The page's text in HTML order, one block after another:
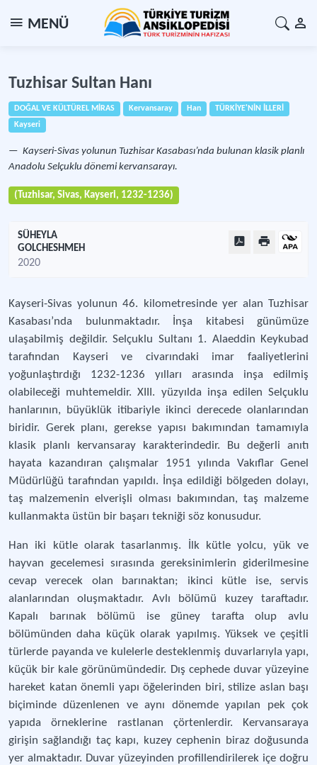
MENÜ
Tuzhisar Sultan Hanı
DOĞAL VE KÜLTÜREL MİRAS Kervansaray Han
TÜRKİYE'NİN İLLERİ
Kayseri
Kayseri-Sivas yolunun Tuzhisar Kasabası’nda bulunan klasik planlı
Anadolu Selçuklu dönemi kervansarayı.
(Tuzhisar, Sivas, Kayseri, 1232-1236)
SÜHEYLA
GOLCHESHMEH
2020
Kayseri-Sivas yolunun 46. kilometresinde yer alan Tuzhisar
Kasabası’nda bulunmaktadır. İnşa kitabesi günümüze
ulaşabilmiş değildir. Selçuklu Sultanı 1. Alaeddin Keykubad
tarafından Kayseri ve civarındaki imar faaliyetlerini
yoğunlaştırdığı 1232-1236 yılları arasında inşa edilmiş
olabileceği muhtemeldir. XIII. yüzyılda inşa edilen Selçuklu
hanlarının, büyüklük itibariyle ikinci derecede olanlarından
biridir. Gerek planı, gerekse yapısı bakımından tamamıyla
klasik planlı kervansaray karakterindedir. Bu değerli anıtı
hayata kazandıran çalışmalar 1951 yılında Vakıflar Genel
Müdürlüğü tarafından yapıldı. İnşa edildiği bölgeden dolayı,
taş malzemenin elverişli olması bakımından, taş malzeme
kullanmakta üstün bir başarı tekniği söz konusudur.
Han iki kütle olarak tasarlanmış. İlk kütle yolcu, yük ve
hayvan gecelemesi sırasında gereksinimlerin giderilmesine
cevap verecek olan barınaktan; ikinci kütle ise, servis
alanlarından oluşmaktadır. Avlı bölümü kuzey taraftadır.
Kapalı barınak bölümü ise güney tarafta olup avlu
bölümünden daha küçük olarak yapılmış. Yüksek ve çeşitli
türlerde payanda ve kulelerle desteklenmiş duvarlarıyla yapı,
küçük bir kale görünümündedir. Dış cephede duvar yüzeyine
hareket katan önemli yapı öğelerinden biri, stilize aslan başı
biçiminde düzenlenen ve aynı dönemde yapılan pek çok
yapıda örneklerine rastlanan çörtenlerdir. Kervansaraya
girişin sağlandığı taç kapı, kuzey cephenin biraz doğusunda
yer almaktadır. Duvar yüzeyinden profillendirilerek içe doğru